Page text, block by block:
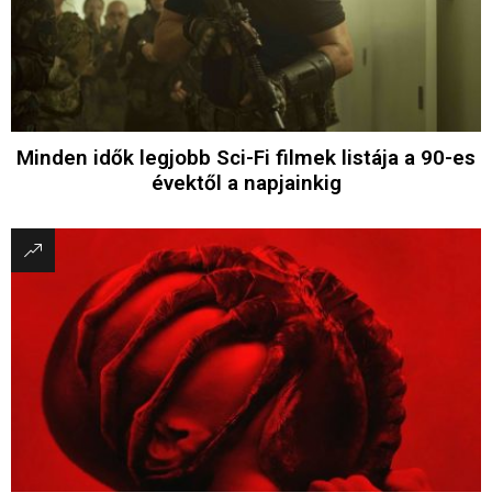
Minden idők legjobb Sci-Fi filmek listája a 90-es
évektől a napjainkig